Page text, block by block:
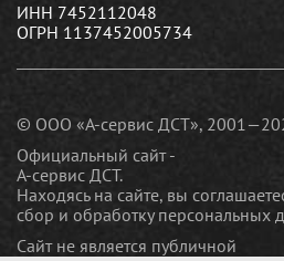
ИНН 7452112048
ОГРН 1137452005734
© ООО «А-сервис ДСТ»,
Официальный сайт -
А-сервис ДСТ.
Находясь на сайте, вы
сбор и обработку персональных
Сайт не является публичной